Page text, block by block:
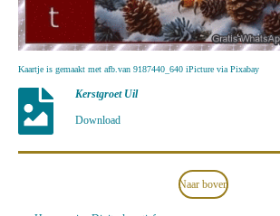
Kaartje is gemaakt met afb.van 9187440_640 iPicture via Pixabay
Kerstgroet Uil
Download
Naar boven